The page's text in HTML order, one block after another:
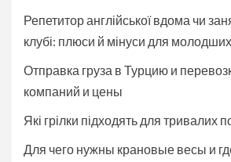
Репетитор англійської вдома чи
клубі: плюси й мінуси для
Отправка груза в Турцию и
компаний и цены
Які грілки підходять для тривалих
Для чего нужны крановые весы и